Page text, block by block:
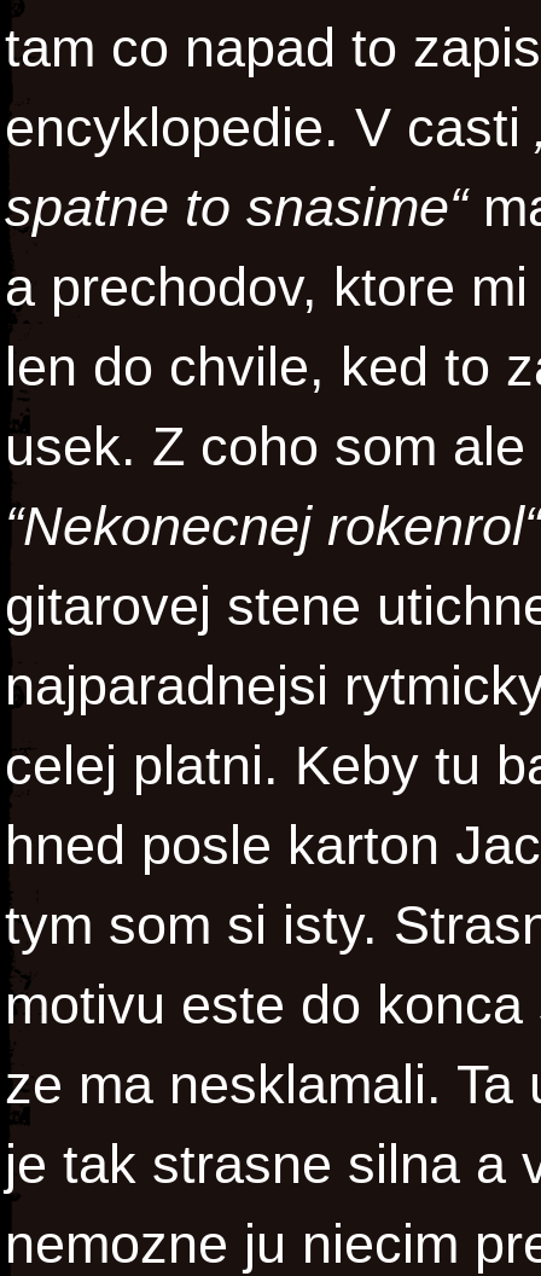
tam co napad to
encyklopedie. V casti
spatne to snasime“
a prechodov, ktore
len do chvile, ked to
usek. Z coho som
“Nekonecnej
gitarovej stene
najparadnejsi
celej platni. Keby tu
hned posle karton
tym som si isty.
motivu este do
ze ma nesklamali.
je tak strasne silna a
nemozne ju niecim